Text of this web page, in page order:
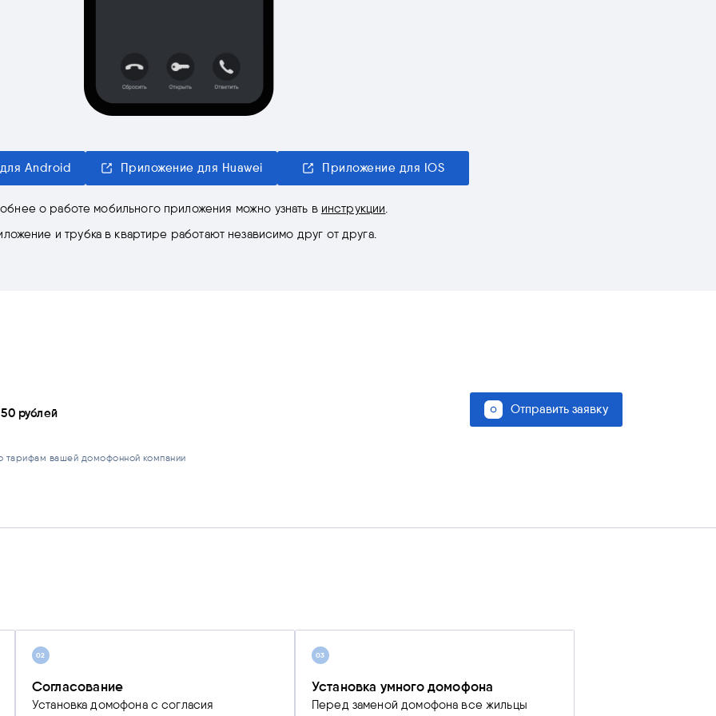
Android Приложение для Huawei Приложение для IOS
о работе мобильного приложения можно узнать в инструкции.
и трубка в квартире работают независимо друг от друга.
50 рублей
тарифам вашей домофонной компании
Отправить заявку
02
Согласование
Установка домофона с согласия
03
Установка умного домофона
Перед заменой домофона все жильцы